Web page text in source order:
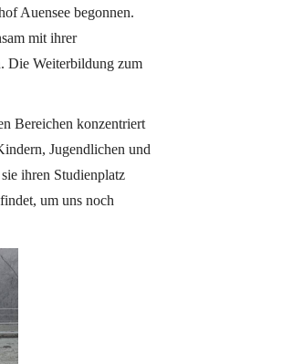
Auensee begonnen.
mit ihrer
Die Weiterbildung zum
Bereichen konzentriert
Jugendlichen und
ihren Studienplatz
um uns noch